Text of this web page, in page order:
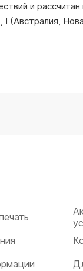
и
(Австралия,